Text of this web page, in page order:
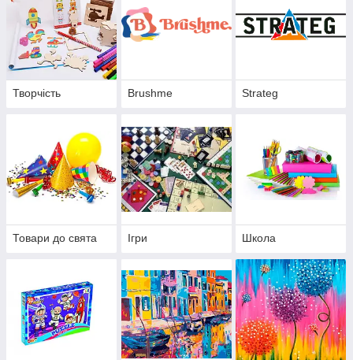
Творчість Brushme Strateg
Товари до свята Ігри Школа